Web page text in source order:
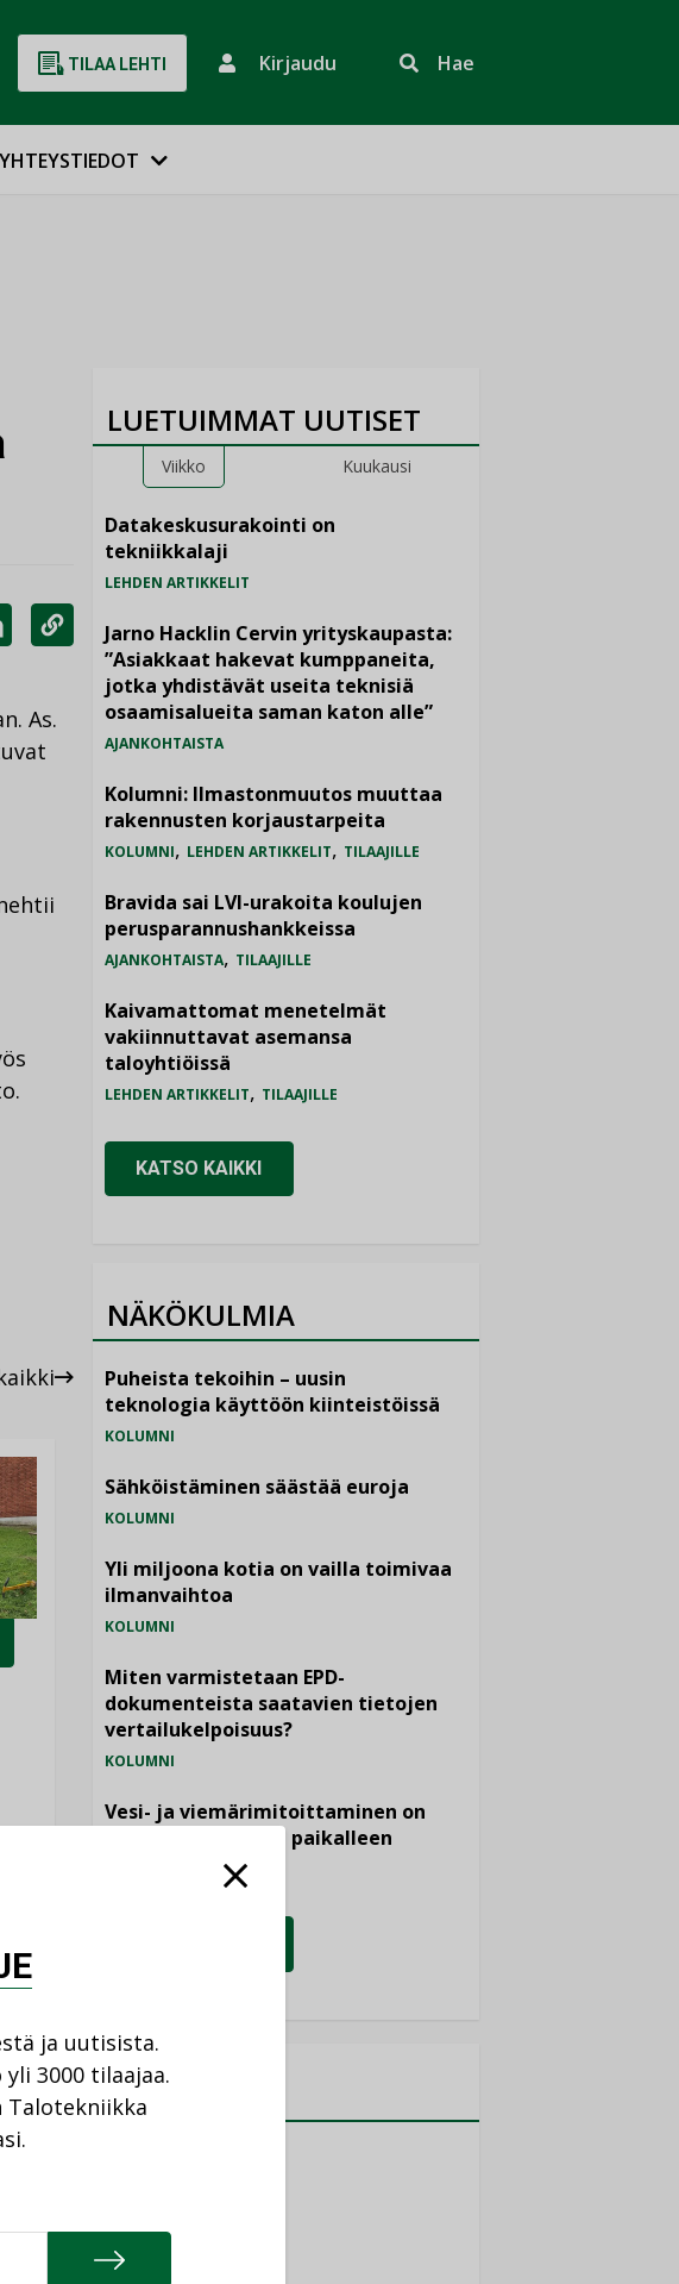
TILAA LEHTI Kirjaudu Hae
YHTEYSTIEDOT
LINKEDINISSÄ
KOPIOI
LINKKI
As.
LUETUIMMAT UUTISET
Viikko Kuukausi
Datakeskusurakointi on
tekniikkalaji
LEHDEN ARTIKKELIT
Jarno Hacklin Cervin yrityskaupasta:
”Asiakkaat hakevat kumppaneita,
jotka yhdistävät useita teknisiä
osaamisalueita saman katon alle”
AJANKOHTAISTA
Kolumni: Ilmastonmuutos muuttaa
rakennusten korjaustarpeita
KOLUMNI, LEHDEN ARTIKKELIT, TILAAJILLE
Bravida sai LVI-urakoita koulujen
perusparannushankkeissa
AJANKOHTAISTA, TILAAJILLE
Kaivamattomat menetelmät
vakiinnuttavat asemansa
taloyhtiöissä
LEHDEN ARTIKKELIT, TILAAJILLE
KATSO KAIKKI
NÄKÖKULMIA
Puheista tekoihin – uusin
teknologia käyttöön kiinteistöissä
KOLUMNI
Sähköistäminen säästää euroja
KOLUMNI
Yli miljoona kotia on vailla toimivaa
ilmanvaihtoa
KOLUMNI
Miten varmistetaan EPD-
dokumenteista saatavien tietojen
vertailukelpoisuus?
KOLUMNI
Vesi- ja viemärimitoittaminen on
jämähtänyt ajassa paikalleen
NIMITYKSET
NIMITYKSET
ja uutisista.
3000 tilaajaa.
Talotekniikka